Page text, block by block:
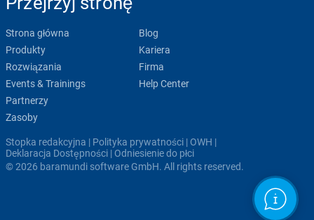
Strona główna
Produkty
Rozwiązania
Events & Trainings
Partnerzy
Zasoby
Blog
Kariera
Firma
Help Center
Stopka redakcyjna | Polityka prywatności| OWH |
Deklaracja Dostępności| Odniesienie do płci
© 2026 baramundi software GmbH. All rights reserved.